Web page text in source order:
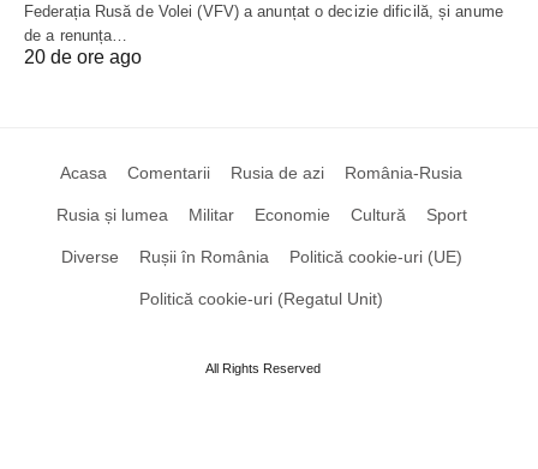
Federația Rusă de Volei (VFV) a anunțat o decizie dificilă, și anume
de a renunța…
20 de ore ago
Acasa Comentarii Rusia de azi România-Rusia
Rusia și lumea Militar Economie Cultură Sport
Diverse Rușii în România Politică cookie-uri (UE)
Politică cookie-uri (Regatul Unit)
All Rights Reserved